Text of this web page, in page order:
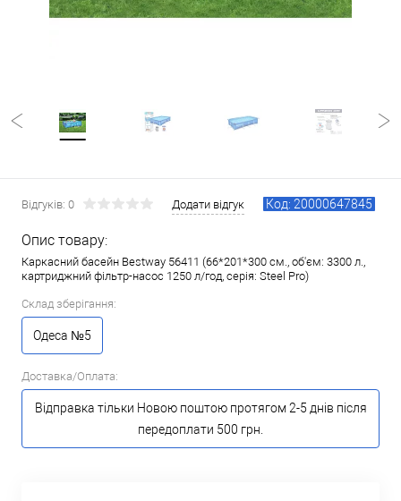
Відгуків: 0 Додати відгук Код: 20000647845
Опис товару:
Каркасний басейн Bestway 56411 (66*201*300 см., об'єм: 3300 л.,
картриджний фільтр-насос 1250 л/год, серія: Steel Pro)
Склад зберігання:
Одеса №5
Доставка/Оплата:
Відправка тільки Новою поштою протягом 2-5 днів після
передоплати 500 грн.